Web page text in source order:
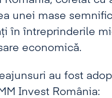
unei mase
în întreprinderile
economică.
au fost
Invest România: